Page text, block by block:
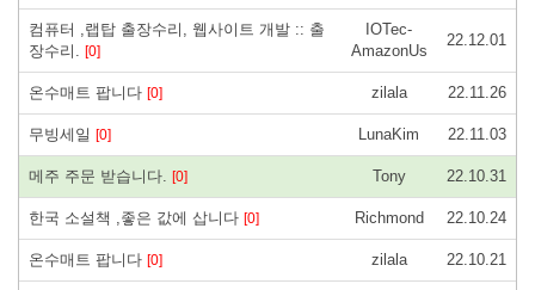
컴퓨터 ,랩탑 출장수리, 웹사이트 개발 :: 출
장수리. [0]
IOTec-
AmazonUs
22.12.01
온수매트 팝니다 [0] zilala 22.11.26
무빙세일 [0] LunaKim 22.11.03
메주 주문 받습니다. [0] Tony 22.10.31
한국 소설책 ,좋은 값에 삽니다 [0] Richmond 22.10.24
온수매트 팝니다 [0] zilala 22.10.21